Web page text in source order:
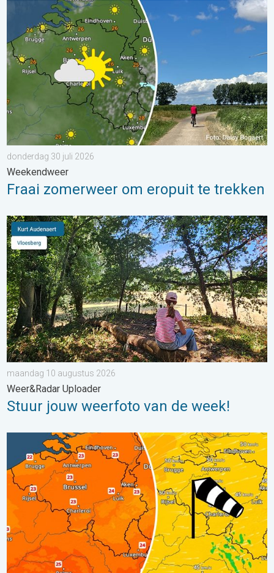
Fraai zomerweer om eropuit te trekken. Weekendweer. . .
donderdag 30 juli 2026
Weekendweer
Fraai zomerweer om eropuit te trekken
Stuur jouw weerfoto van de week!. Weer&Radar Uploader. . .
maandag 10 augustus 2026
Weer&Radar Uploader
Stuur jouw weerfoto van de week!
Koeler weer op komst. Maxima onder 25 graden. . . dinsdag